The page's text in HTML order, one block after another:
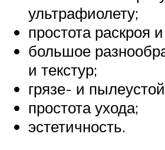
ультрафиолету;
простота раскроя
большое
и текстур;
грязе- и
простота ухода;
эстетичность.